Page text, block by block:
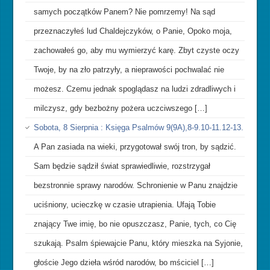
samych początków Panem? Nie pomrzemy! Na sąd
przeznaczyłeś lud Chaldejczyków, o Panie, Opoko moja,
zachowałeś go, aby mu wymierzyć karę. Zbyt czyste oczy
Twoje, by na zło patrzyły, a nieprawości pochwalać nie
możesz. Czemu jednak spoglądasz na ludzi zdradliwych i
milczysz, gdy bezbożny pożera uczciwszego […]
Sobota, 8 Sierpnia : Księga Psalmów 9(9A),8-9.10-11.12-13.
A Pan zasiada na wieki, przygotował swój tron, by sądzić.
Sam będzie sądził świat sprawiedliwie, rozstrzygał
bezstronnie sprawy narodów. Schronienie w Panu znajdzie
uciśniony, ucieczkę w czasie utrapienia. Ufają Tobie
znający Twe imię, bo nie opuszczasz, Panie, tych, co Cię
szukają. Psalm śpiewajcie Panu, który mieszka na Syjonie,
głoście Jego dzieła wśród narodów, bo mściciel […]